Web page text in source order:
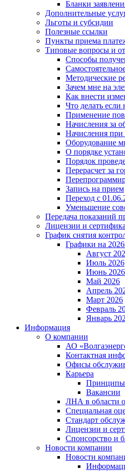
Бланки
Дополнительные
Льготы и субсидии
Полезные ссылки
Пункты приема
Типовые вопросы и
Способы
Методические
Зачем мне на
Как внести
Что делать
Применение
Начисления за
Начисления
Оборудование
О порядке
Порядок
Перерасчет за
Запись на прием
Переход с
Уменьшение
Передача показаний
Лицензии и
График снятия
Графики на
Август
Июль 2026
Июнь 2026
Май 2026
Апрель
Март 2026
Февраль
Январь
Информация
О компании
АО
Контактная
Офисы
Карьера
Принципы
Вакансии
ЛНА в области
Специальная
Стандарт
Лицензии и
Спонсорство и
Новости компании
Новости